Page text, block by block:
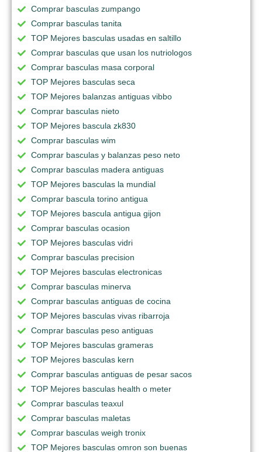
Comprar basculas zumpango
Comprar basculas tanita
TOP Mejores basculas usadas en saltillo
Comprar basculas que usan los nutriologos
Comprar basculas masa corporal
TOP Mejores basculas seca
TOP Mejores balanzas antiguas vibbo
Comprar basculas nieto
TOP Mejores bascula zk830
Comprar basculas wim
Comprar basculas y balanzas peso neto
Comprar basculas madera antiguas
TOP Mejores basculas la mundial
Comprar bascula torino antigua
TOP Mejores bascula antigua gijon
Comprar basculas ocasion
TOP Mejores basculas vidri
Comprar basculas precision
TOP Mejores basculas electronicas
Comprar basculas minerva
Comprar basculas antiguas de cocina
TOP Mejores basculas vivas ribarroja
Comprar basculas peso antiguas
TOP Mejores basculas grameras
TOP Mejores basculas kern
Comprar basculas antiguas de pesar sacos
TOP Mejores basculas health o meter
Comprar basculas teaxul
Comprar basculas maletas
Comprar basculas weigh tronix
TOP Mejores basculas omron son buenas